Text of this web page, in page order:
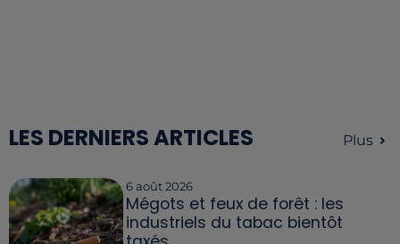
LES DERNIERS ARTICLES Plus
6 août 2026
Mégots et feux de forêt : les
industriels du tabac bientôt